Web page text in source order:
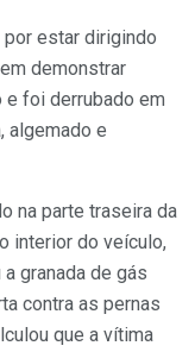
estar dirigindo
demonstrar
e foi derrubado em
algemado e
na parte traseira da
interior do veículo,
granada de gás
contra as pernas
que a vítima